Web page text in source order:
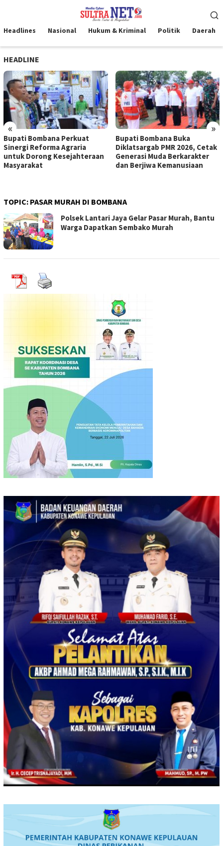
kontenMobile
Headlines Nasional Hukum & Kriminal Politik Daerah
HEADLINE
« »
Bupati Bombana Perkuat
Sinergi Reforma Agraria
untuk Dorong Kesejahteraan
Masyarakat
Bupati Bombana Buka
Diklatsargab PMR 2026, Cetak
Generasi Muda Berkarakter
dan Berjiwa Kemanusiaan
TOPIC: PASAR MURAH DI BOMBANA
Polsek Lantari Jaya Gelar Pasar Murah, Bantu
Warga Dapatkan Sembako Murah